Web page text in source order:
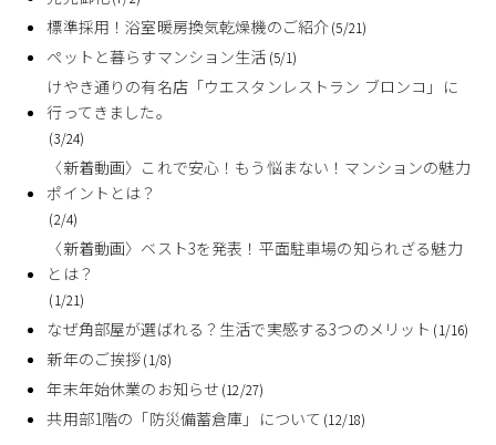
標準採用！浴室暖房換気乾燥機のご紹介(5/21)
ペットと暮らすマンション生活 (5/1)
けやき通りの有名店「ウエスタンレストラン ブロンコ」に
行ってきました。
(3/24)
〈新着動画〉これで安心！もう悩まない！マンションの魅力
ポイントとは？
(2/4)
〈新着動画〉ベスト3を発表！平面駐車場の知られざる魅力
とは？
(1/21)
なぜ角部屋が選ばれる？生活で実感する3つのメリット (1/16)
新年のご挨拶(1/8)
年末年始休業のお知らせ (12/27)
共用部1階の「防災備蓄倉庫」について (12/18)